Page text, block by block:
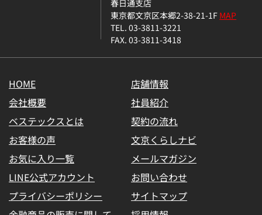
春日通支店
東京都文京区本郷2-38-21-1FMAP
TEL. 03-3811-3221
FAX. 03-3811-3418
HOME
店舗情報
会社概要
社員紹介
ベステックスとは
契約の流れ
お客様の声
文京くらしナビ
お気に入り一覧
メールマガジン
LINE公式アカウント
お問い合わせ
プライバシーポリシー
サイトマップ